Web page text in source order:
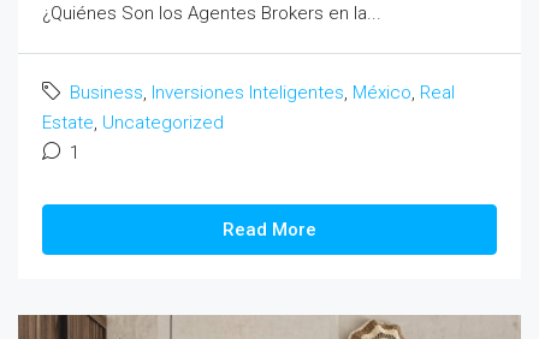
¿Quiénes Son los Agentes Brokers en la...
Business, Inversiones Inteligentes, México, Real
Estate, Uncategorized
1
Read More